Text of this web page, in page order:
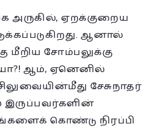
அருகில், ஏறக்குறைய
ஆனால்
மீறிய சோம்பலுக்கு
ஆம், ஏனெனில்
சேசுநாதர்
இருப்பவர்களின்
கொண்டு நிரப்பி